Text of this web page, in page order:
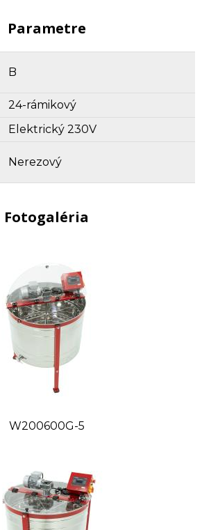
Parametre
B
24-rámikový
Elektrický 230V
Nerezový
Fotogaléria
W200600G-5